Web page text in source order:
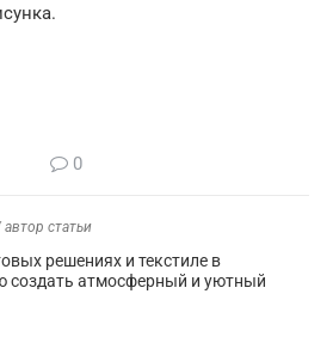
0
автор статьи
решениях и текстиле в
создать атмосферный и уютный